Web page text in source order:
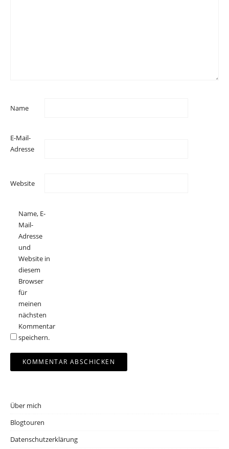
Name
E-Mail-
Adresse
Website
Name, E-
Mail-
Adresse
und
Website in
diesem
Browser
für
meinen
nächsten
Kommentar
speichern.
Über mich
Blogtouren
Datenschutzerklärung